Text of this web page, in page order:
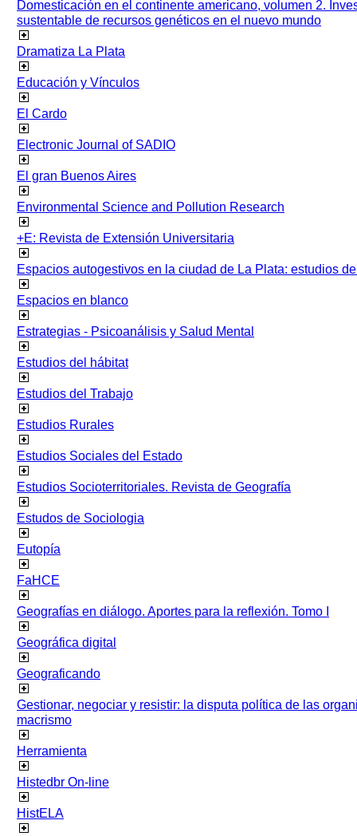
Domesticación en el continente americano, volumen 2.
sustentable de recursos genéticos en el nuevo mundo
Dramatiza La Plata
Educación y Vínculos
El Cardo
Electronic Journal of SADIO
El gran Buenos Aires
Environmental Science and Pollution Research
+E: Revista de Extensión Universitaria
Espacios autogestivos en la ciudad de La Plata: estudios
Espacios en blanco
Estrategias - Psicoanálisis y Salud Mental
Estudios del hábitat
Estudios del Trabajo
Estudios Rurales
Estudios Sociales del Estado
Estudios Socioterritoriales. Revista de Geografía
Estudos de Sociologia
Eutopía
FaHCE
Geografías en diálogo. Aportes para la reflexión. Tomo I
Geográfica digital
Geograficando
Gestionar, negociar y resistir: la disputa política de las
macrismo
Herramienta
Histedbr On-line
HistELA